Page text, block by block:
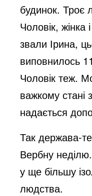
будинок. Троє
Чоловік, жінка
звали Ірина,
виповнилось
Чоловік теж.
важкому стані
надається
Так держава-
Вербну
у ще більшу
людства.